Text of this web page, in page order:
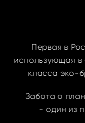
Первая в
использующая в
класса эко-
Забота о
- один из